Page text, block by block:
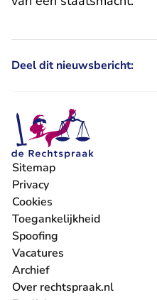
Deel dit nieuwsbericht:
Sitemap
Privacy
Cookies
Toegankelijkheid
Spoofing
Vacatures
- U verlaat Rechtspraak.nl
Archief
Over rechtspraak.nl